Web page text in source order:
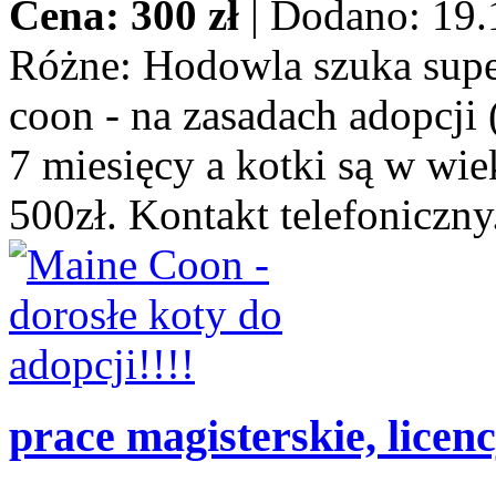
Cena: 300 zł | Dodano:
Różne: Hodowla szuka
coon - na zasadach
7 miesięcy a kotki są w
500zł. Kontakt
prace magisterskie,